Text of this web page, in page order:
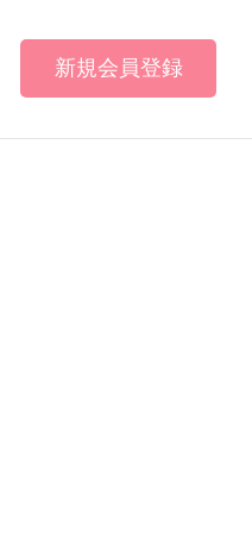
新規会員登録